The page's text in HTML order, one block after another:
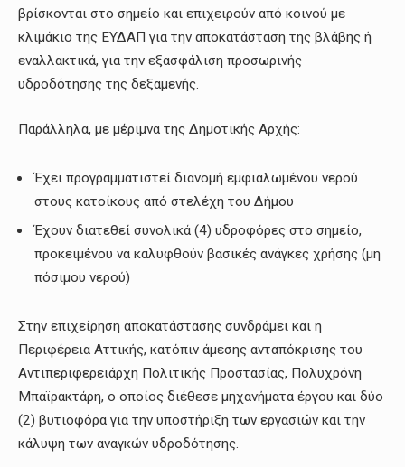
βρίσκονται στο σημείο και επιχειρούν από κοινού με
κλιμάκιο της ΕΥΔΑΠ για την αποκατάσταση της βλάβης ή
εναλλακτικά, για την εξασφάλιση προσωρινής
υδροδότησης της δεξαμενής.
Παράλληλα, με μέριμνα της Δημοτικής Αρχής:
Έχει προγραμματιστεί διανομή εμφιαλωμένου νερού
στους κατοίκους από στελέχη του Δήμου
Έχουν διατεθεί συνολικά (4) υδροφόρες στο σημείο,
προκειμένου να καλυφθούν βασικές ανάγκες χρήσης (μη
πόσιμου νερού)
Στην επιχείρηση αποκατάστασης συνδράμει και η
Περιφέρεια Αττικής, κατόπιν άμεσης ανταπόκρισης του
Αντιπεριφερειάρχη Πολιτικής Προστασίας, Πολυχρόνη
Μπαϊρακτάρη, ο οποίος διέθεσε μηχανήματα έργου και δύο
(2) βυτιοφόρα για την υποστήριξη των εργασιών και την
κάλυψη των αναγκών υδροδότησης.